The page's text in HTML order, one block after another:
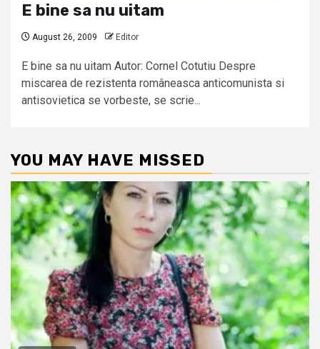
E bine sa nu uitam
August 26, 2009 Editor
E bine sa nu uitam Autor: Cornel Cotutiu Despre
miscarea de rezistenta româneasca anticomunista si
antisovietica se vorbeste, se scrie...
YOU MAY HAVE MISSED